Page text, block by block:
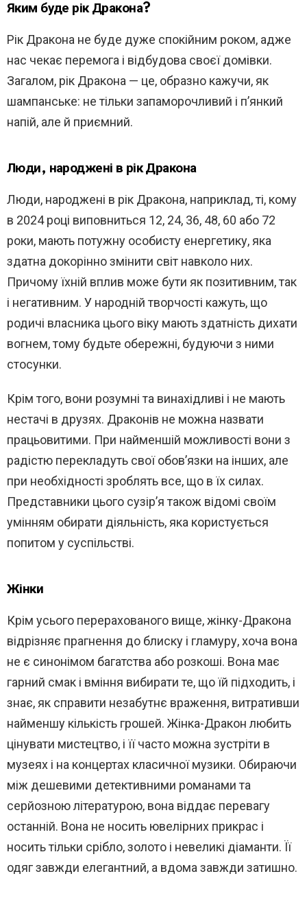
Яким буде рік Дракона?
Рік Дракона не буде дуже спокійним роком, адже
нас чекає перемога і відбудова своєї домівки.
Загалом, рік Дракона — це, образно кажучи, як
шампанське: не тільки запаморочливий і п’янкий
напій, але й приємний.
Люди, народжені в рік Дракона
Люди, народжені в рік Дракона, наприклад, ті, кому
в 2024 році виповниться 12, 24, 36, 48, 60 або 72
роки, мають потужну особисту енергетику, яка
здатна докорінно змінити світ навколо них.
Причому їхній вплив може бути як позитивним, так
і негативним. У народній творчості кажуть, що
родичі власника цього віку мають здатність дихати
вогнем, тому будьте обережні, будуючи з ними
стосунки.
Крім того, вони розумні та винахідливі і не мають
нестачі в друзях. Драконів не можна назвати
працьовитими. При найменшій можливості вони з
радістю перекладуть свої обов’язки на інших, але
при необхідності зроблять все, що в їх силах.
Представники цього сузір’я також відомі своїм
умінням обирати діяльність, яка користується
попитом у суспільстві.
Жінки
Крім усього перерахованого вище, жінку-Дракона
відрізняє прагнення до блиску і гламуру, хоча вона
не є синонімом багатства або розкоші. Вона має
гарний смак і вміння вибирати те, що їй підходить, і
знає, як справити незабутнє враження, витративши
найменшу кількість грошей. Жінка-Дракон любить
цінувати мистецтво, і її часто можна зустріти в
музеях і на концертах класичної музики. Обираючи
між дешевими детективними романами та
серйозною літературою, вона віддає перевагу
останній. Вона не носить ювелірних прикрас і
носить тільки срібло, золото і невеликі діаманти. Її
одяг завжди елегантний, а вдома завжди затишно.